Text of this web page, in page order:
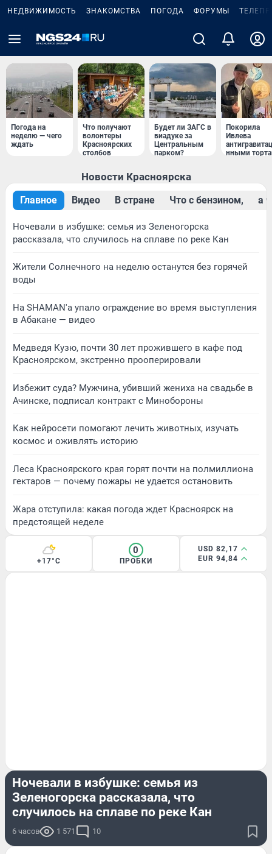
НЕДВИЖИМОСТЬ ЗНАКОМСТВА ПОГОДА ФОРУМЫ
Погода на
неделю — чего
ждать
Что получают
волонтеры
Красноярских
столбов
Будет ли ЗАГС в
виадуке за
Центральным
парком?
Покорила
Ивлева
нными
Новости Красноярска
Главное Видео В стране Что с бензином, a
Ночевали в избушке: семья из Зеленогорска
рассказала, что случилось на сплаве по реке Кан
Жители Солнечного на неделю останутся без горячей
воды
На SHAMAN'а упало ограждение во время выступления
в Абакане — видео
Медведя Кузю, почти 30 лет прожившего в кафе под
Красноярском, экстренно прооперировали
Избежит суда? Мужчина, убивший жениха на свадьбе в
Ачинске, подписал контракт с Минобороны
Как нейросети помогают лечить животных, изучать
космос и оживлять историю
Леса Красноярского края горят почти на полмиллиона
гектаров — почему пожары не удается остановить
Жара отступила: какая погода ждет Красноярск на
предстоящей неделе
+17°C
0
ПРОБКИ
USD 82,17
EUR 94,84
Ночевали в избушке: семья из
Зеленогорска рассказала, что
случилось на сплаве по реке Кан
6 часов 1 571 10